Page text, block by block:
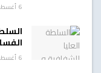
6 أغسطس، 2026
6 أغسطس، 2026